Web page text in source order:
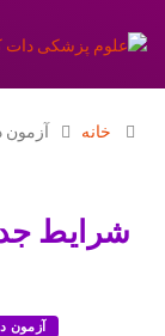
خانه آزمون
شرایط
آزمون